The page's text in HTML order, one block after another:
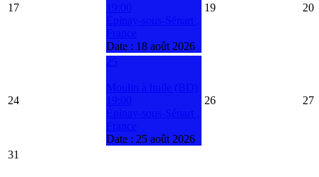
17
Date : 18 août 2026
19 20
24
Date : 25 août 2026
26 27
31